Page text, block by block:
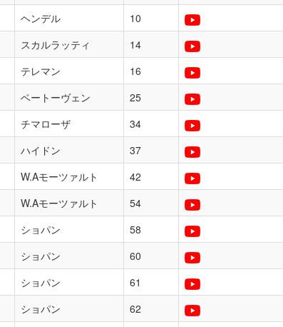
ヘンデル
10
スカルラッティ
14
テレマン
16
ベートーヴェン
25
チマローザ
34
ハイドン
37
W.Aモーツァルト
42
W.Aモーツァルト
54
ショパン
58
ショパン
60
ショパン
61
ショパン
62